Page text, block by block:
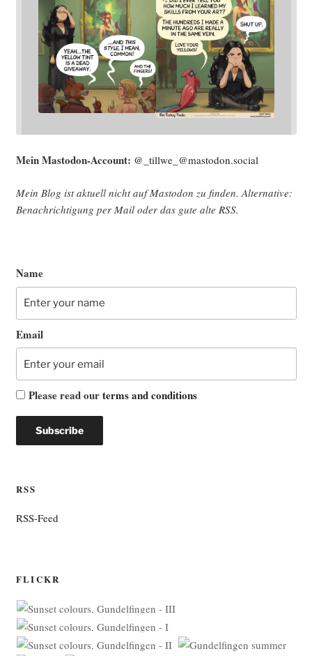
Mein Mast­o­don-Account: @_tillwe_@mastodon.social
Mein Blog ist aktu­ell nicht auf Mast­o­don zu fin­den. Alter­na­ti­ve:
Benach­rich­ti­gung per Mail oder das gute alte RSS.
Name
Email
Please read ourterms and conditions
RSS
RSS-Feed
FLICKR